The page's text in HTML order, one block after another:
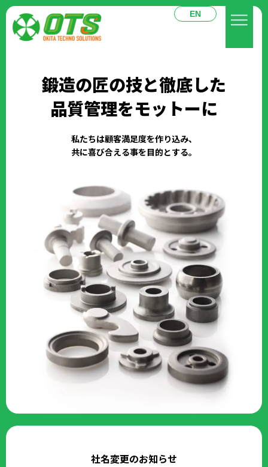
EN
鍛造の匠の技と徹底した
品質管理をモットーに
私たちは顧客満足度を作り込み、
共に喜び合える事を目的とする。
社名変更のお知らせ